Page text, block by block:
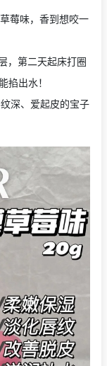
莓味，香到想咬一
，第二天起床打圈
掐出水！
深、爱起皮的宝子